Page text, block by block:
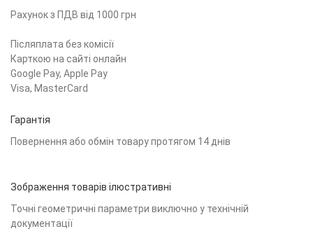
Рахунок з ПДВ від 1000 грн
Післяплата без комісії
Карткою на сайті онлайн
Google Pay, Apple Pay
Visa, MasterCard
Гарантія
Повернення або обмін товару протягом 14 днів
Зображення товарів ілюстративні
Точні геометричні параметри виключно у технічній
документації